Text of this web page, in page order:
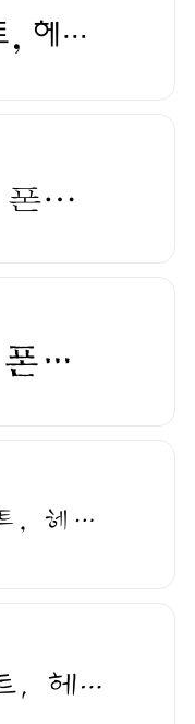
당신이 찾던 그 폰트, 헤매지 말고 바로 폰코!
당신이 찾던 그 폰트, 헤매지 말고 바로 폰코!
당신이 찾던 그 폰트, 헤매지 말고 바로 폰코!
당신이 찾던 그 폰트, 헤매지 말고 바로 폰코!
당신이 찾던 그 폰트, 헤매지 말고 바로 폰코!